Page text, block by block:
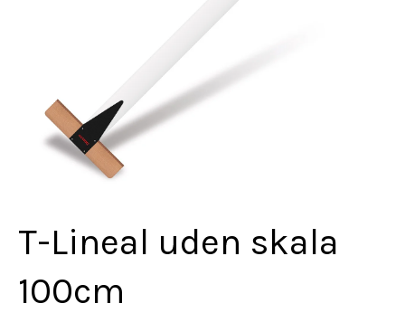
T-Lineal uden skala
100cm